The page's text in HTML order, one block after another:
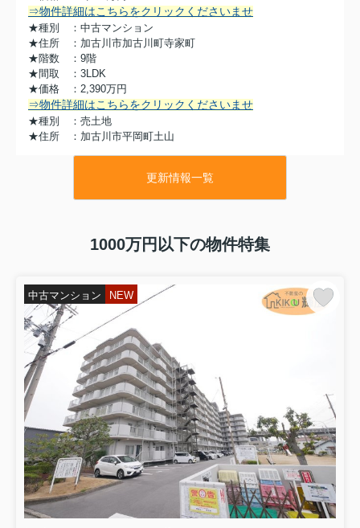
⇒物件詳細はこちらをクリックくださいませ
★種別 ：中古マンション
★住所 ：加古川市加古川町寺家町
★階数 ：9階
★間取 ：3LDK
★価格 ：2,390万円
⇒物件詳細はこちらをクリックくださいませ
★種別 ：売土地
★住所 ：加古川市平岡町土山
⇒物件詳細はこちらをクリックくださいませ
★種別 ：中古マンション
★間取 ：3LDK
おすすめ物件
〇姫路市勝原区宮田 中古戸建〇
1580万円 価格変更
JR網干駅徒歩21分
駐車2台 リフォーム完成
〇姫路市御国野町御着 中古戸建〇
成約御礼
〇加古郡稲美町六分一 土地〇
750万円
建築条件無し有効敷地約37.4坪
明石西ICまで車で約7分
〇高砂市梅井 中古戸建〇
1490万円
山陽電鉄伊保駅徒歩10分
更新情報一覧
1000万円以下の物件特集
中古マンション NEW